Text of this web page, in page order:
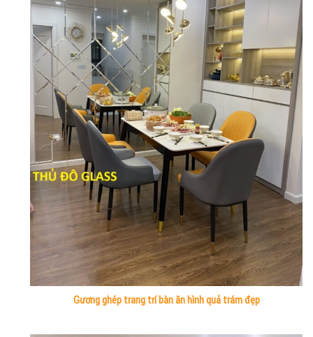
Gương ghép trang trí bàn ăn hình quả trám đẹp